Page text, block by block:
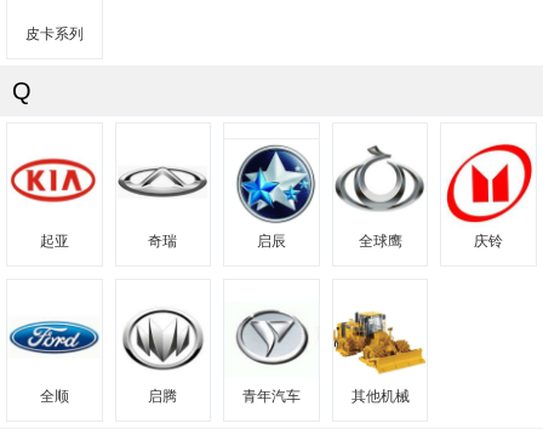
皮卡系列
Q
起亚 奇瑞 启辰 全球鹰 庆铃
全顺 启腾 青年汽车 其他机械